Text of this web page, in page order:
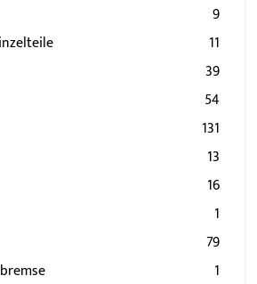
9
11
39
54
131
13
16
1
79
1